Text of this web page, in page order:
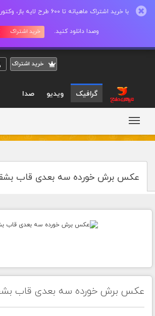
با خرید اشتراک ماهیانه تا
وصدا دانلود کنید. خرید اشتراک
خريد اشتراک
گرافیک ویدیو صدا
عکس برش خورده سه بعدی قاب
عکس برش خورده سه بعدی قاب